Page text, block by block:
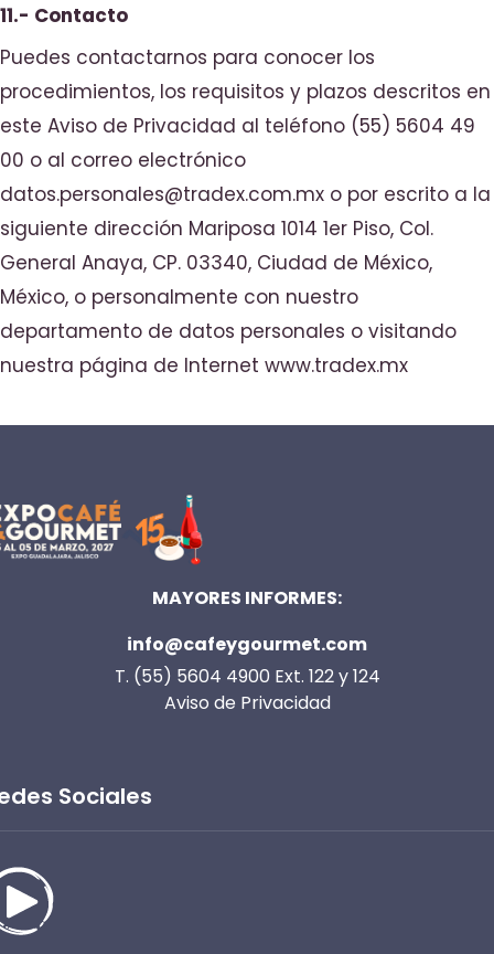
11.- Contacto
Puedes contactarnos para conocer los
procedimientos, los requisitos y plazos descritos en
este Aviso de Privacidad al teléfono (55) 5604 49
00 o al correo electrónico
datos.personales@tradex.com.mx o por escrito a la
siguiente dirección Mariposa 1014 1er Piso, Col.
General Anaya, CP. 03340, Ciudad de México,
México, o personalmente con nuestro
departamento de datos personales o visitando
nuestra página de Internet www.tradex.mx
MAYORES INFORMES:
info@cafeygourmet.com
T. (55) 5604 4900 Ext. 122 y 124
Aviso de Privacidad
Sociales